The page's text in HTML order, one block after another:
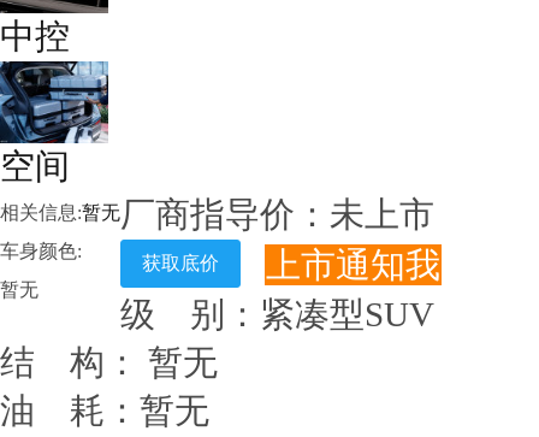
中控
空间
相关信息:暂无
车身颜色:
暂无
厂商指导价： 未上市
上市通知我
获取底价
级 别： 紧凑型SUV
结 构：
暂无
油 耗： 暂无